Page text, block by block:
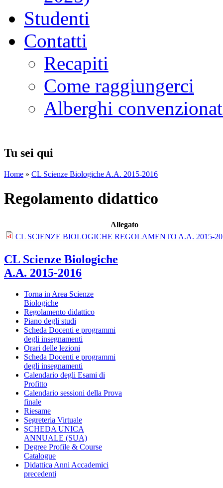
Studenti
Contatti
Recapiti
Come raggiungerci
Alberghi
Tu sei qui
Home » CL Scienze Biologiche A.A. 2015-2016
Regolamento didattico
Allegato
CL SCIENZE BIOLOGICHE REGOLAMENTO A.A. 2015-
CL Scienze Biologiche
A.A. 2015-2016
Torna in Area Scienze
Biologiche
Regolamento didattico
Piano degli studi
Scheda Docenti e programmi
degli insegnamenti
Orari delle lezioni
Scheda Docenti e programmi
degli insegnamenti
Calendario degli Esami di
Profitto
Calendario sessioni della Prova
finale
Riesame
Segreteria Virtuale
SCHEDA UNICA
ANNUALE (SUA)
Degree Profile & Course
Catalogue
Didattica Anni Accademici
precedenti